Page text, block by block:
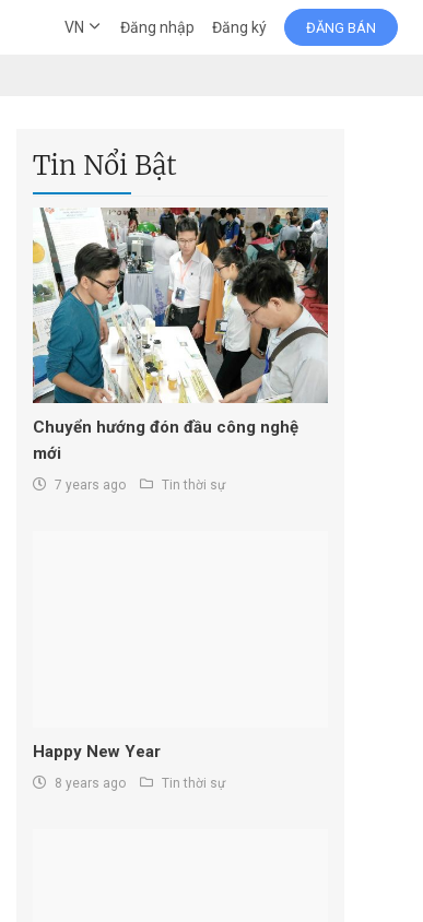
VN Đăng nhập Đăng ký ĐĂNG BÁN
Tin Nổi Bật
Chuyển hướng đón đầu công nghệ
mới
7 years ago Tin thời sự
Happy New Year
8 years ago Tin thời sự